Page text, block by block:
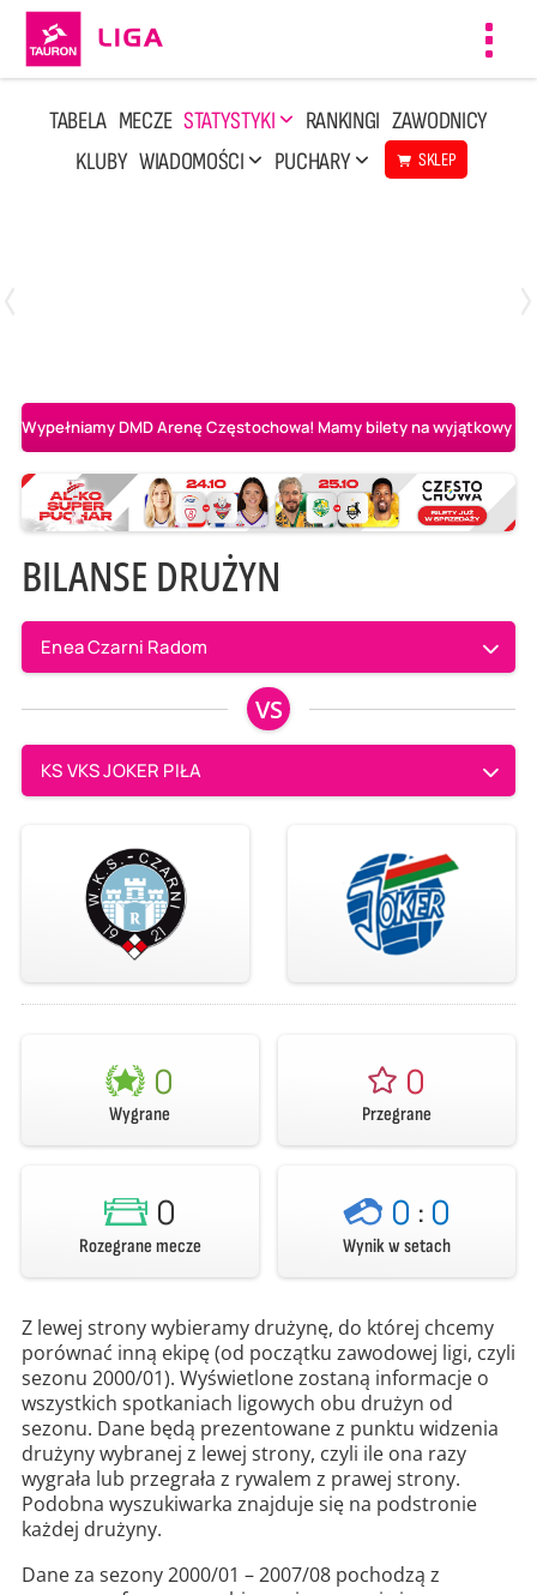
TABELA MECZE STATYSTYKI RANKINGI ZAWODNICY
KLUBY WIADOMOŚCI PUCHARY SKLEP
Wypełniamy DMD Arenę Częstochowa! Mamy bilety na wyjątkowy
BILANSE DRUŻYN
Enea Czarni Radom
VS
KS VKS JOKER PIŁA
0
Wygrane
0
Przegrane
0
Rozegrane mecze
0 : 0
Wynik w setach
Z lewej strony wybieramy drużynę, do której chcemy
porównać inną ekipę (od początku zawodowej ligi, czyli
sezonu 2000/01). Wyświetlone zostaną informacje o
wszystkich spotkaniach ligowych obu drużyn od
sezonu. Dane będą prezentowane z punktu widzenia
drużyny wybranej z lewej strony, czyli ile ona razy
wygrała lub przegrała z rywalem z prawej strony.
Podobna wyszukiwarka znajduje się na podstronie
każdej drużyny.
Dane za sezony 2000/01 – 2007/08 pochodzą z